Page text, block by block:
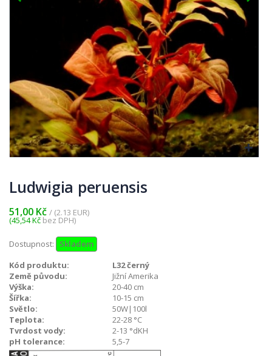
Ludwigia peruensis
51,00 Kč / (2.13 EUR)
(45,54 Kč bez DPH)
Dostupnost:
Skladem
Kód produktu:
L32 černý
Země původu:
Jižní Amerika
Výška:
20-40 cm
Šířka:
10-15 cm
Světlo:
50W|100l
Teplota:
22-28 °C
Tvrdost vody:
2-13 °dKH
pH tolerance:
5,5-7